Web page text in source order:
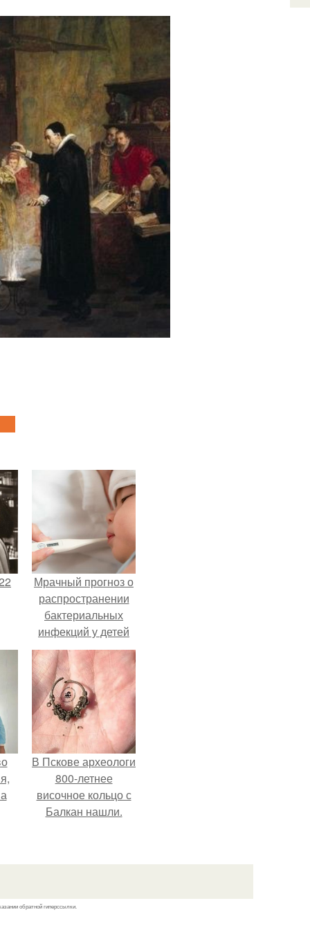
Мрачный прогноз о
распространении
бактериальных
инфекций у детей
вышел.
В Пскове археологи
800-летнее
височное кольцо с
Балкан нашли.
обратной гиперссылки.